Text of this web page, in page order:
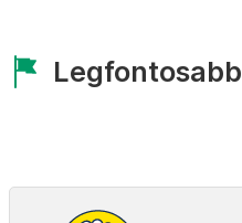
Legfontosabb